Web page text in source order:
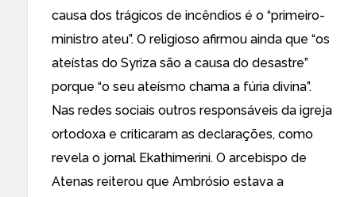
causa dos trágicos de incêndios é o “primeiro-
ministro ateu”. O religioso afirmou ainda que “os
ateístas do Syriza são a causa do desastre”
porque “o seu ateísmo chama a fúria divina”.
Nas redes sociais outros responsáveis da igreja
ortodoxa e criticaram as declarações, como
revela o jornal Ekathimerini. O arcebispo de
Atenas reiterou que Ambrósio estava a